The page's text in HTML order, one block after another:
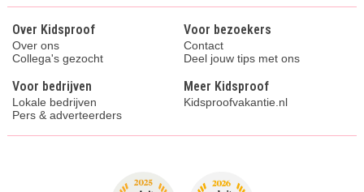
Over Kidsproof
Over ons
Collega's gezocht
Voor bezoekers
Contact
Deel jouw tips met ons
Voor bedrijven
Lokale bedrijven
Pers & adverteerders
Meer Kidsproof
Kidsproofvakantie.nl